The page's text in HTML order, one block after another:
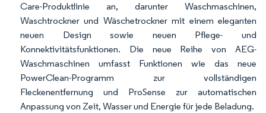
Care-Produktlinie an, darunter Waschmaschinen,
Waschtrockner und Wäschetrockner mit einem eleganten
neuen Design sowie neuen Pflege- und
Konnektivitätsfunktionen. Die neue Reihe von AEG-
Waschmaschinen umfasst Funktionen wie das neue
PowerClean-Programm zur vollständigen
Fleckenentfernung und ProSense zur automatischen
Anpassung von Zeit, Wasser und Energie für jede Beladung.